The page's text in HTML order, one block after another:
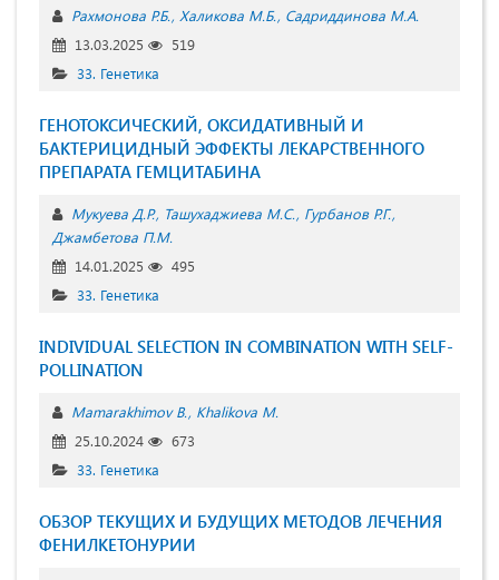
Рахмонова Р.Б. Халикова М.Б. Садриддинова М.А.
13.03.2025
519
33. Генетика
ГЕНОТОКСИЧЕСКИЙ, ОКСИДАТИВНЫЙ И
БАКТЕРИЦИДНЫЙ ЭФФЕКТЫ ЛЕКАРСТВЕННОГО
ПРЕПАРАТА ГЕМЦИТАБИНА
Мукуева Д.Р. Ташухаджиева М.С. Гурбанов Р.Г.
Джамбетова П.М.
14.01.2025
495
33. Генетика
INDIVIDUAL SELECTION IN COMBINATION WITH SELF-
POLLINATION
Mamarakhimov B. Khalikova M.
25.10.2024
673
33. Генетика
ОБЗОР ТЕКУЩИХ И БУДУЩИХ МЕТОДОВ ЛЕЧЕНИЯ
ФЕНИЛКЕТОНУРИИ